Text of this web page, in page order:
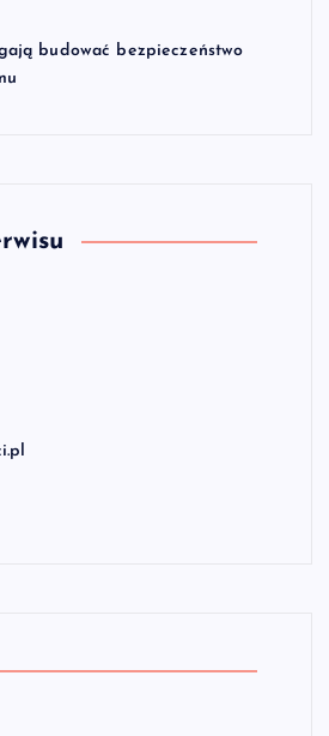
budować bezpieczeństwo